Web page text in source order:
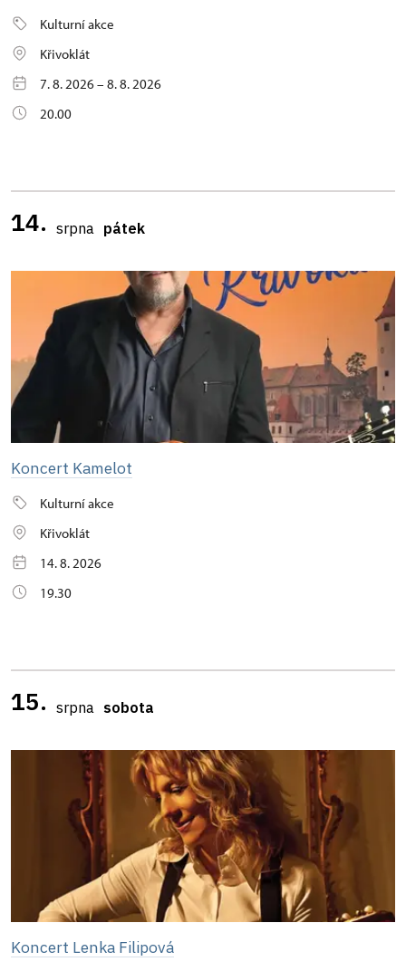
Kulturní akce
Křivoklát
7. 8. 2026 – 8. 8. 2026
20.00
14. srpna pátek
Koncert Kamelot
Kulturní akce
Křivoklát
14. 8. 2026
19.30
15. srpna sobota
Koncert Lenka Filipová